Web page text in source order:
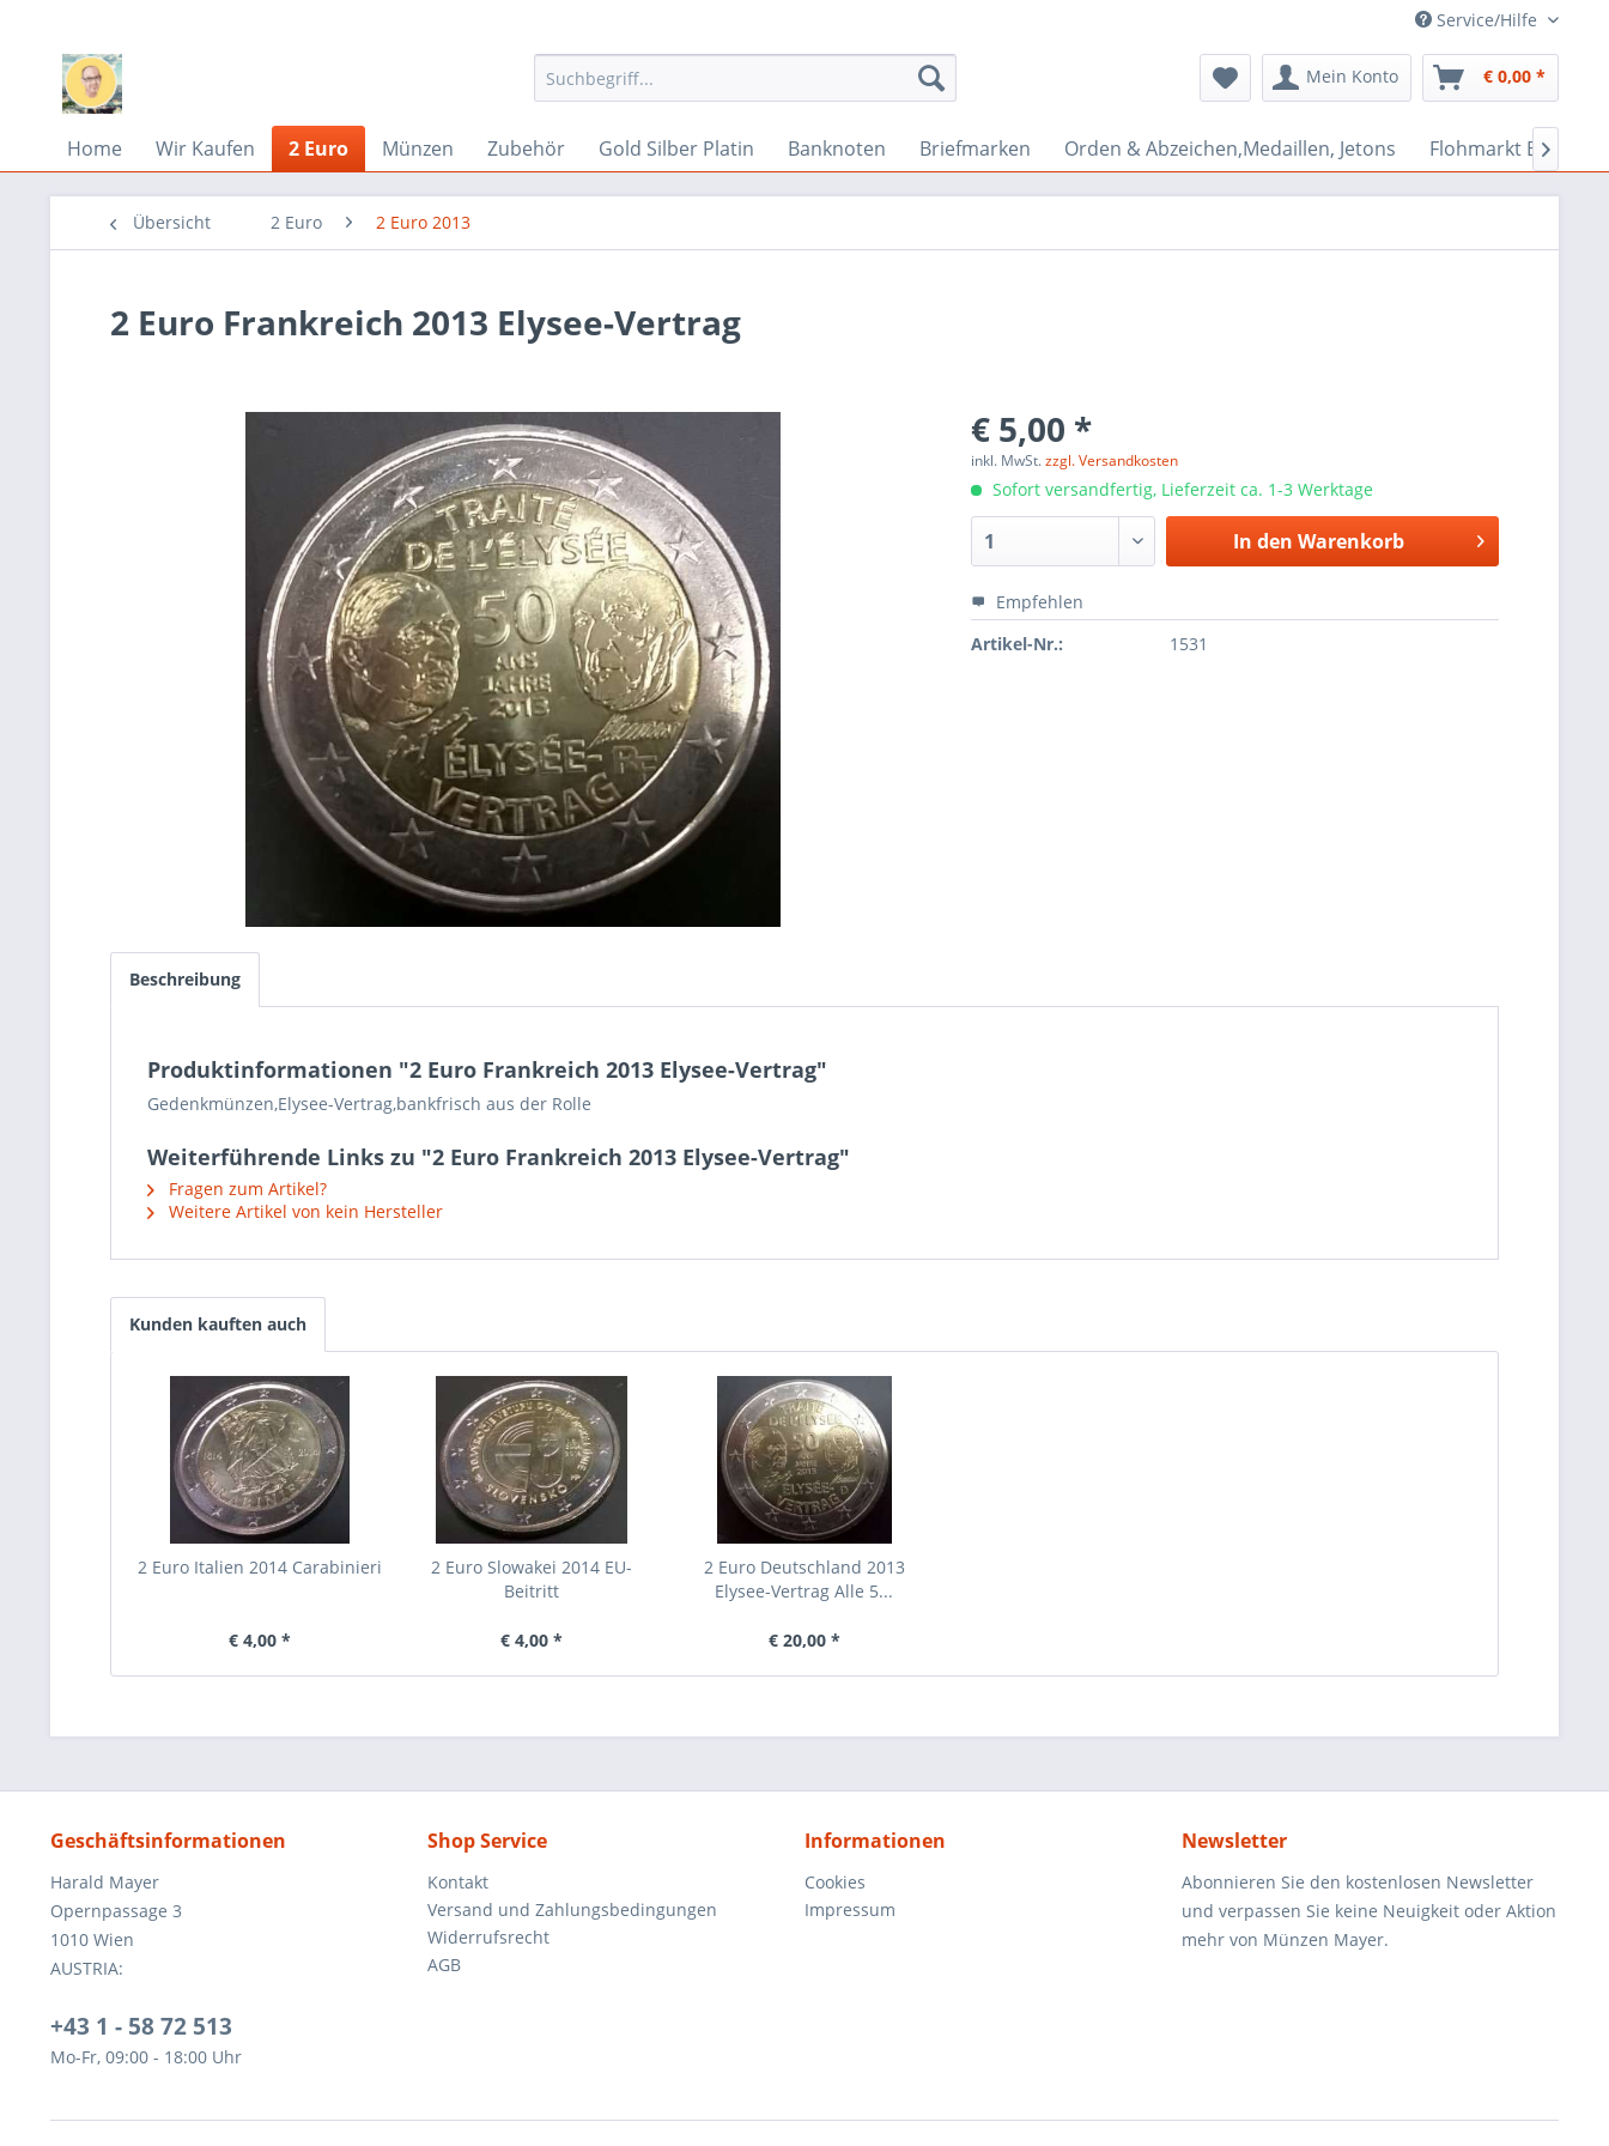
Service/Hilfe
Mein Konto € 0,00 *
Home Wir Kaufen 2 Euro Münzen Zubehör Gold Silber Platin Banknoten Briefmarken Orden & Abzeichen,Medaillen, Jetons Flohmarkt Bazar

Übersicht 2 Euro 2 Euro 2013
2 Euro Frankreich 2013 Elysee-Vertrag
€ 5,00 *
inkl. MwSt.zzgl. Versandkosten
Sofort versandfertig, Lieferzeit ca. 1-3 Werktage
In den Warenkorb
Empfehlen
Artikel-Nr.:
1531
Beschreibung
Produktinformationen "2 Euro Frankreich 2013 Elysee-Vertrag"
Gedenkmünzen,Elysee-Vertrag,bankfrisch aus der Rolle
Weiterführende Links zu "2 Euro Frankreich 2013 Elysee-Vertrag"
Fragen zum Artikel?
Weitere Artikel von kein Hersteller
Kunden kauften auch
2 Euro Italien 2014 Carabinieri
€ 4,00 *
2 Euro Slowakei 2014 EU-
Beitritt
€ 4,00 *
2 Euro Deutschland 2013
Elysee-Vertrag Alle 5...
€ 20,00 *
Geschäftsinformationen
Harald Mayer
Opernpassage 3
1010 Wien
AUSTRIA:
+43 1 - 58 72 513
Mo-Fr, 09:00 - 18:00 Uhr
Shop Service
Kontakt
Versand und Zahlungsbedingungen
Widerrufsrecht
AGB
Informationen
Cookies
Impressum
Newsletter
Abonnieren Sie den kostenlosen Newsletter
und verpassen Sie keine Neuigkeit oder Aktion
mehr von Münzen Mayer.